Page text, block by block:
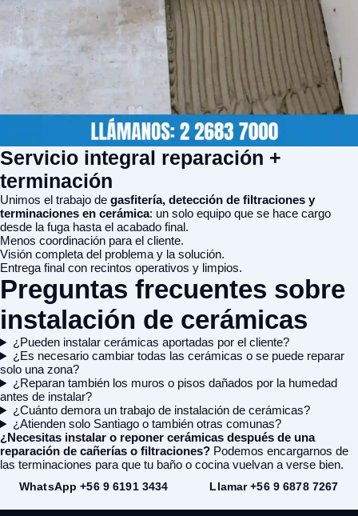
Servicio integral reparación +
terminación
Unimos el trabajo de gasfitería, detección de filtraciones y
terminaciones en cerámica: un solo equipo que se hace cargo
desde la fuga hasta el acabado final.
Menos coordinación para el cliente.
Visión completa del problema y la solución.
Entrega final con recintos operativos y limpios.
Preguntas frecuentes sobre
instalación de cerámicas
¿Pueden instalar cerámicas aportadas por el cliente?
¿Es necesario cambiar todas las cerámicas o se puede reparar
solo una zona?
¿Reparan también los muros o pisos dañados por la humedad
antes de instalar?
¿Cuánto demora un trabajo de instalación de cerámicas?
¿Atienden solo Santiago o también otras comunas?
¿Necesitas instalar o reponer cerámicas después de una
reparación de cañerías o filtraciones? Podemos encargarnos de
las terminaciones para que tu baño o cocina vuelvan a verse bien.
WhatsApp +56 9 6191 3434 Llamar +56 9 6878 7267